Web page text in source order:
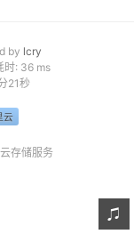
by lcry
时: 36 ms
22秒
存储服务